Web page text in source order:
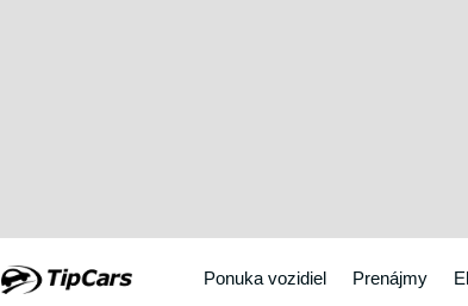
Ponuka vozidiel Prenájmy